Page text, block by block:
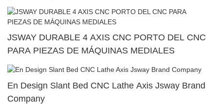
JSWAY DURABLE 4 AXIS CNC PORTO DEL CNC
PARA PIEZAS DE MÁQUINAS MEDIALES
En Design Slant Bed CNC Lathe Axis Jsway Brand
Company